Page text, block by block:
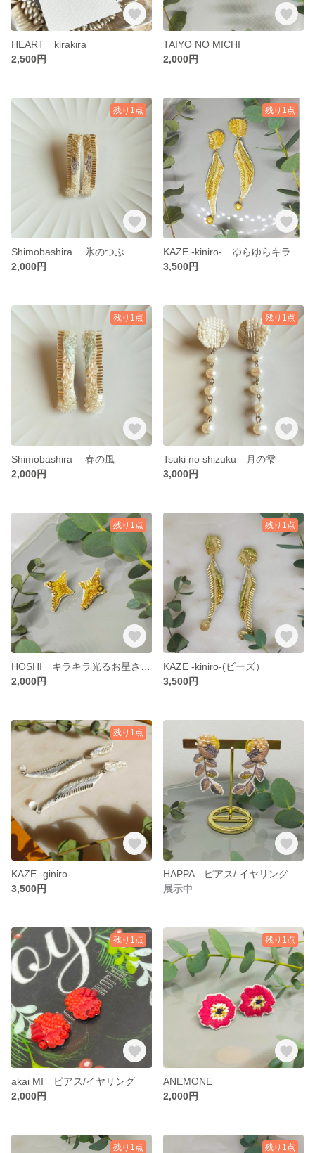
HEART kirakira
2,500円
TAIYO NO MICHI
2,000円
残り1点
Shimobashira 氷のつぶ
2,000円
残り1点
3,500円
残り1点
Shimobashira 春の風
2,000円
残り1点
Tsuki no shizuku 月の雫
3,000円
残り1点
2,000円
残り1点
KAZE -kiniro-(ビーズ）
3,500円
残り1点
KAZE -giniro-
3,500円
HAPPA ピアス/ イヤリング
展示中
残り1点
akai MI ピアス/イヤリング
2,000円
残り1点
ANEMONE
2,000円
残り1点 残り1点